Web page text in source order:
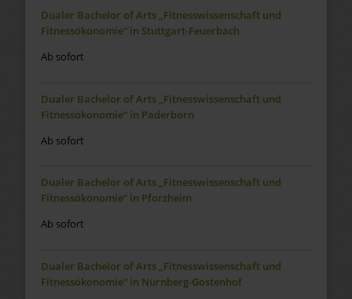
Dualer Bachelor of Arts „Fitnesswissenschaft und
Fitnessökonomie“ in Stuttgart-Feuerbach
Ab sofort
Dualer Bachelor of Arts „Fitnesswissenschaft und
Fitnessökonomie“ in Paderborn
Ab sofort
Dualer Bachelor of Arts „Fitnesswissenschaft und
Fitnessökonomie“ in Pforzheim
Ab sofort
Dualer Bachelor of Arts „Fitnesswissenschaft und
Fitnessökonomie“ in Nürnberg-Gostenhof